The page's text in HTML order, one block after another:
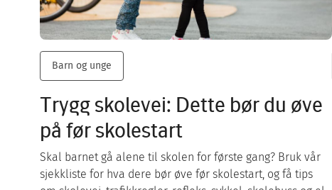
Barn og unge
Trygg skolevei: Dette bør du øve
på før skolestart
Skal barnet gå alene til skolen for første gang? Bruk vår
sjekkliste for hva dere bør øve før skolestart, og få tips